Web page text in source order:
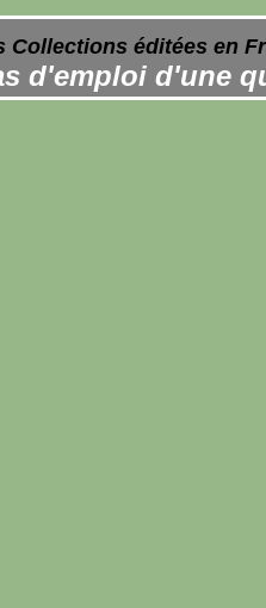
Collections éditées en
d'emploi d'une